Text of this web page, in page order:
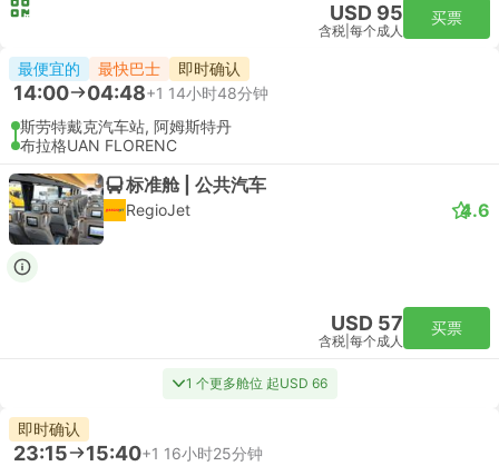
USD 95
含税 每个成人
买票
最便宜的 最快巴士 即时确认
14:00 04:48+1 14小时48分钟
斯劳特戴克汽车站, 阿姆斯特丹
布拉格UAN FLORENC
标准舱 | 公共汽车
RegioJet 4.6
USD 57
含税 每个成人
买票
1 个更多舱位 起USD 66
即时确认
23:15 15:40+1 16小时25分钟